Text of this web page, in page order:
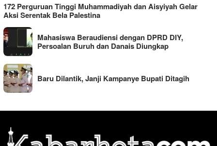
172 Perguruan Tinggi Muhammadiyah dan Aisyiyah Gelar
Aksi Serentak Bela Palestina
Mahasiswa Beraudiensi dengan DPRD DIY,
Persoalan Buruh dan Danais Diungkap
Baru Dilantik, Janji Kampanye Bupati Ditagih